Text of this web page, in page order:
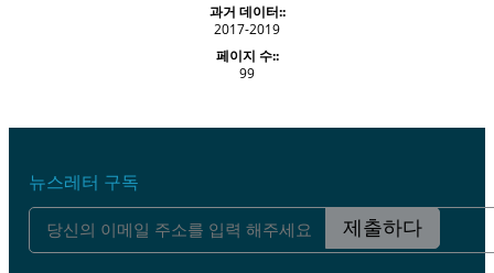
과거 데이터::
2017-2019
페이지 수::
99
뉴스레터 구독
제출하다